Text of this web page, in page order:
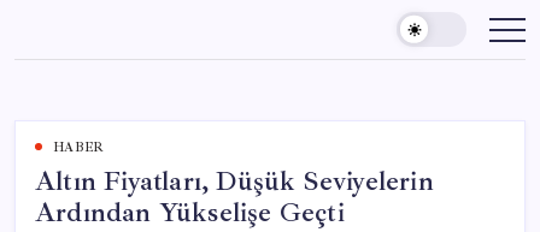
content
HABER
Altın Fiyatları, Düşük Seviyelerin
Ardından Yükselişe Geçti